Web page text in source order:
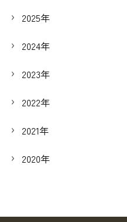
2025年
2024年
2023年
2022年
2021年
2020年